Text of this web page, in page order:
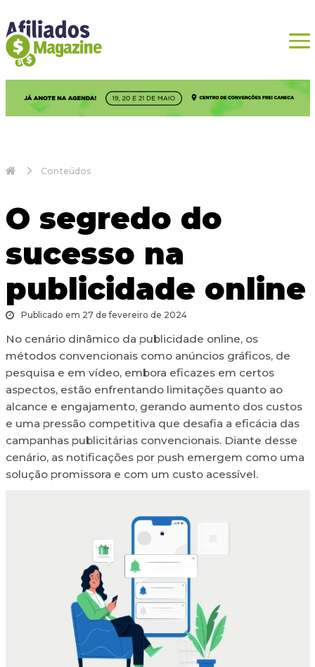
Conteúdos
O segredo do
sucesso na
publicidade online
Publicado em 27 de fevereiro de 2024
No cenário dinâmico da publicidade online, os
métodos convencionais como anúncios gráficos, de
pesquisa e em vídeo, embora eficazes em certos
aspectos, estão enfrentando limitações quanto ao
alcance e engajamento, gerando aumento dos custos
e uma pressão competitiva que desafia a eficácia das
campanhas publicitárias convencionais. Diante desse
cenário, as notificações por push emergem como uma
solução promissora e com um custo acessível.